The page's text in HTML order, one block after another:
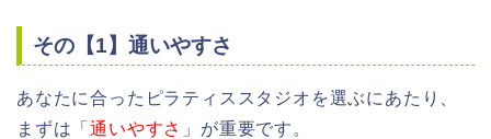
その【1】通いやすさ
あなたに合ったピラティススタジオを選ぶにあたり、
まずは「通いやすさ 」が重要です。